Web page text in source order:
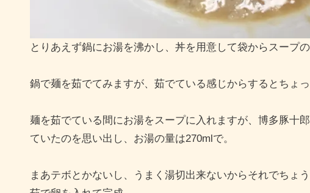
とりあえず鍋にお湯を沸かし、丼を用意して袋からスープの
鍋で麺を茹でてみますが、茹でている感じからするとちょ
麺を茹でている間にお湯をスープに入れますが、博多豚十
ていたのを思い出し、お湯の量は270mlで。
まあテボとかないし、うまく湯切出来ないからそれでちょ